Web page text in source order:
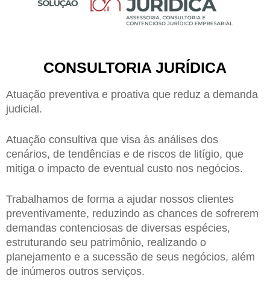
CONSULTORIA JURÍDICA
Atuação preventiva e proativa que reduz a demanda
judicial.
Atuação consultiva que visa às análises dos
cenários, de tendências e de riscos de litígio, que
mitiga o impacto de eventual custo nos negócios.
Trabalhamos de forma a ajudar nossos clientes
preventivamente, reduzindo as chances de sofrerem
demandas contenciosas de diversas espécies,
estruturando seu patrimônio, realizando o
planejamento e a sucessão de seus negócios, além
de inúmeros outros serviços.